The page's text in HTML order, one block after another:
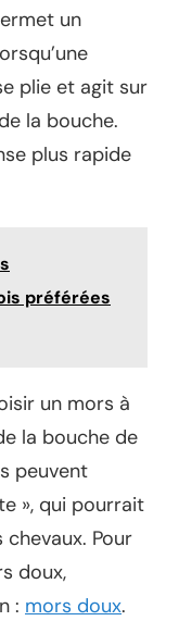
un
plie et agit sur
la bouche.
plus rapide
préférées
un mors à
la bouche de
peuvent
», qui pourrait
Pour
doux,
: mors doux.